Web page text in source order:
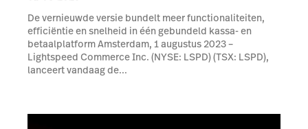
De vernieuwde versie bundelt meer functionaliteiten,
efficiëntie en snelheid in één gebundeld kassa- en
betaalplatform Amsterdam, 1 augustus 2023 –
Lightspeed Commerce Inc. (NYSE: LSPD) (TSX: LSPD),
lanceert vandaag de...